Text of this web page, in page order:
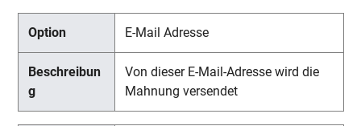
E-Mail Adresse
Von dieser E-Mail-Adresse wird die
Mahnung versendet